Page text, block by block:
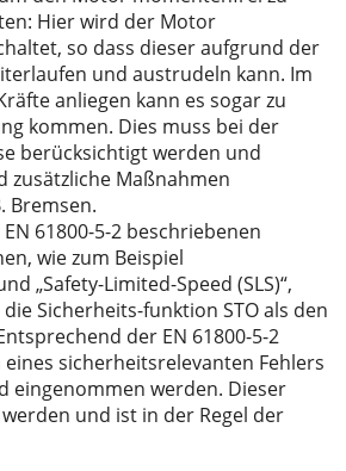
Hier wird der Motor
so dass dieser aufgrund der
und austrudeln kann. Im
anliegen kann es sogar zu
kommen. Dies muss bei der
berücksichtigt werden und
zusätzliche Maßnahmen
Bremsen.
61800-5-2 beschriebenen
wie zum Beispiel
„Safety-Limited-Speed (SLS)“,
Sicherheits-funktion STO als den
der EN 61800-5-2
sicherheitsrelevanten Fehlers
eingenommen werden. Dieser
und ist in der Regel der